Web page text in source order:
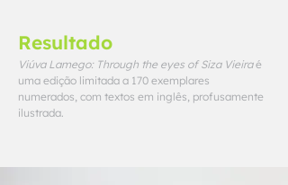
Resultado
Viúva Lamego: Through the eyes of Siza Vieiraé
uma edição limitada a 170 exemplares
numerados, com textos em inglês, profusamente
ilustrada.